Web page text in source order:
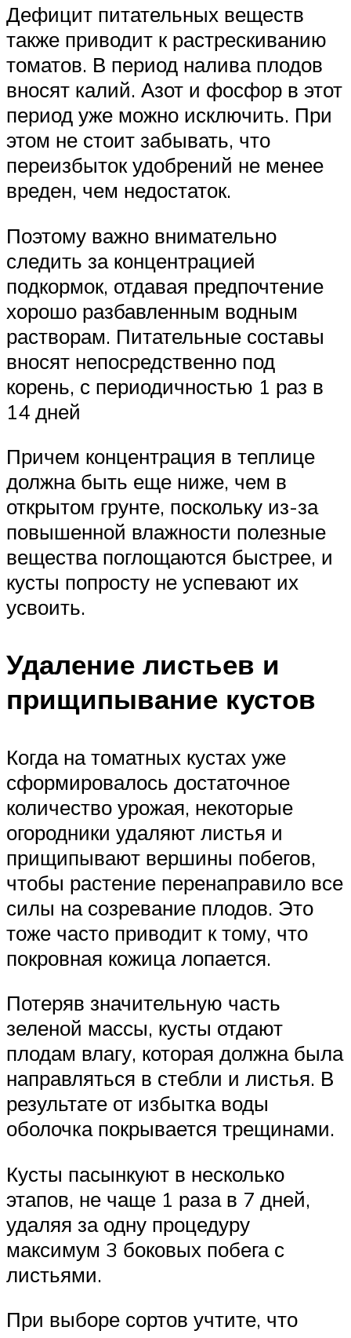
Дефицит питательных веществ
также приводит к растрескиванию
томатов. В период налива плодов
вносят калий. Азот и фосфор в этот
период уже можно исключить. При
этом не стоит забывать, что
переизбыток удобрений не менее
вреден, чем недостаток.
Поэтому важно внимательно
следить за концентрацией
подкормок, отдавая предпочтение
хорошо разбавленным водным
растворам. Питательные составы
вносят непосредственно под
корень, с периодичностью 1 раз в
14 дней
Причем концентрация в теплице
должна быть еще ниже, чем в
открытом грунте, поскольку из-за
повышенной влажности полезные
вещества поглощаются быстрее, и
кусты попросту не успевают их
усвоить.
Удаление листьев и
прищипывание кустов
Когда на томатных кустах уже
сформировалось достаточное
количество урожая, некоторые
огородники удаляют листья и
прищипывают вершины побегов,
чтобы растение перенаправило все
силы на созревание плодов. Это
тоже часто приводит к тому, что
покровная кожица лопается.
Потеряв значительную часть
зеленой массы, кусты отдают
плодам влагу, которая должна была
направляться в стебли и листья. В
результате от избытка воды
оболочка покрывается трещинами.
Кусты пасынкуют в несколько
этапов, не чаще 1 раза в 7 дней,
удаляя за одну процедуру
максимум 3 боковых побега с
листьями.
При выборе сортов учтите, что